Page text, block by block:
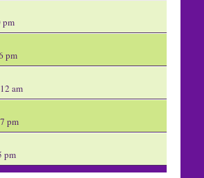
pm
pm
am
pm
pm